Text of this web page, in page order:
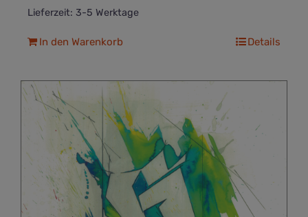
Lieferzeit: 3-5 Werktage
In den Warenkorb Details